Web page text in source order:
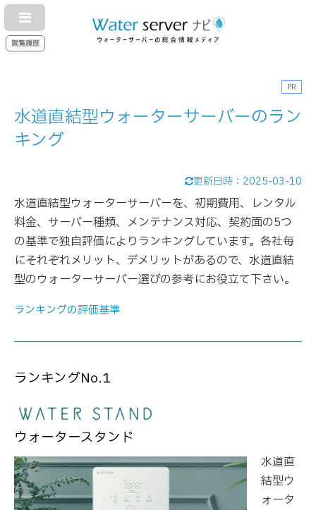
閲覧履歴
PR
水道直結型ウォーターサーバーのラン
キング
更新日時： 2025-03-10
水道直結型ウォーターサーバーを、初期費用、レンタル
料金、サーバー種類、メンテナンス対応、契約面の5つ
の基準で独自評価によりランキングしています。各社毎
にそれぞれメリット、デメリットがあるので、水道直結
型のウォーターサーバー選びの参考にお役立て下さい。
ランキングの評価基準
ランキングNo.1
ウォータースタンド
水道直
結型ウ
ォータ